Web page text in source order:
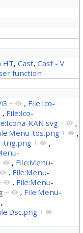
HT, Cast, Cast - V
function
+ , File:Ico-
, File:Ico-
KAN.svg +
,
tos.png +
,
tng.png +
,
, File:Menu-
, File:Menu-
, File:Menu-
+ , File:Menu-
,
+